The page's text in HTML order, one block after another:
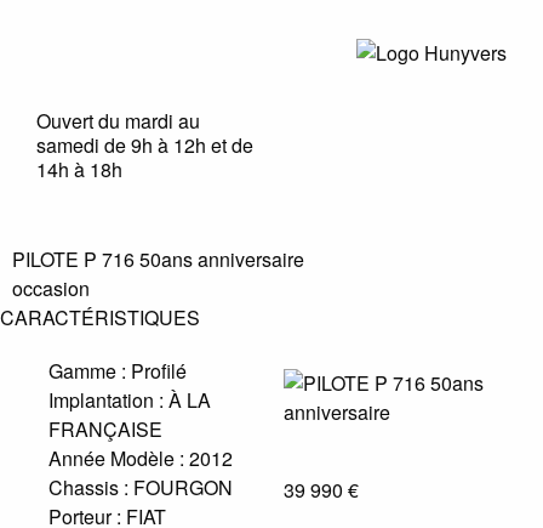
Ouvert du mardi au
samedi de 9h à 12h et de
14h à 18h
PILOTE P 716 50ans anniversaire
occasion
CARACTÉRISTIQUES
Gamme : Profilé
Implantation : À LA
FRANÇAISE
Année Modèle : 2012
Chassis : FOURGON
Porteur : FIAT
39 990 €